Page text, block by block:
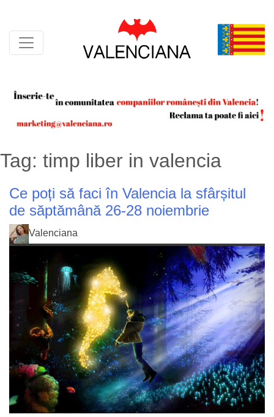
content
Tag: timp liber in valencia
Ce poți să faci în Valencia la sfârșitul
de săptămână 26-28 noiembrie
Valenciana